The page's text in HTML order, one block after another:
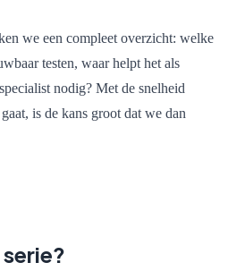
we een compleet overzicht: welke
testen, waar helpt het als
nodig? Met de snelheid
is de kans groot dat we dan